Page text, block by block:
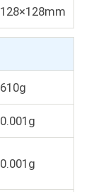
128×128mm
610g
0.001g
0.001g